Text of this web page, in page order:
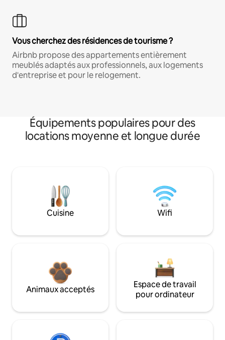
Vous cherchez des résidences de tourisme ?
Airbnb propose des appartements entièrement
meublés adaptés aux professionnels, aux logements
d'entreprise et pour le relogement.
Équipements populaires pour des
locations moyenne et longue durée
Cuisine Wifi
Animaux acceptés
Espace de travail
pour ordinateur